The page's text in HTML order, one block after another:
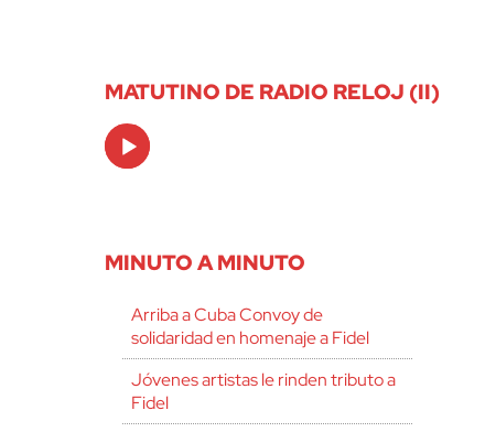
MATUTINO DE RADIO RELOJ (II)
Audio
Player
MINUTO A MINUTO
Arriba a Cuba Convoy de
solidaridad en homenaje a Fidel
Jóvenes artistas le rinden tributo a
Fidel